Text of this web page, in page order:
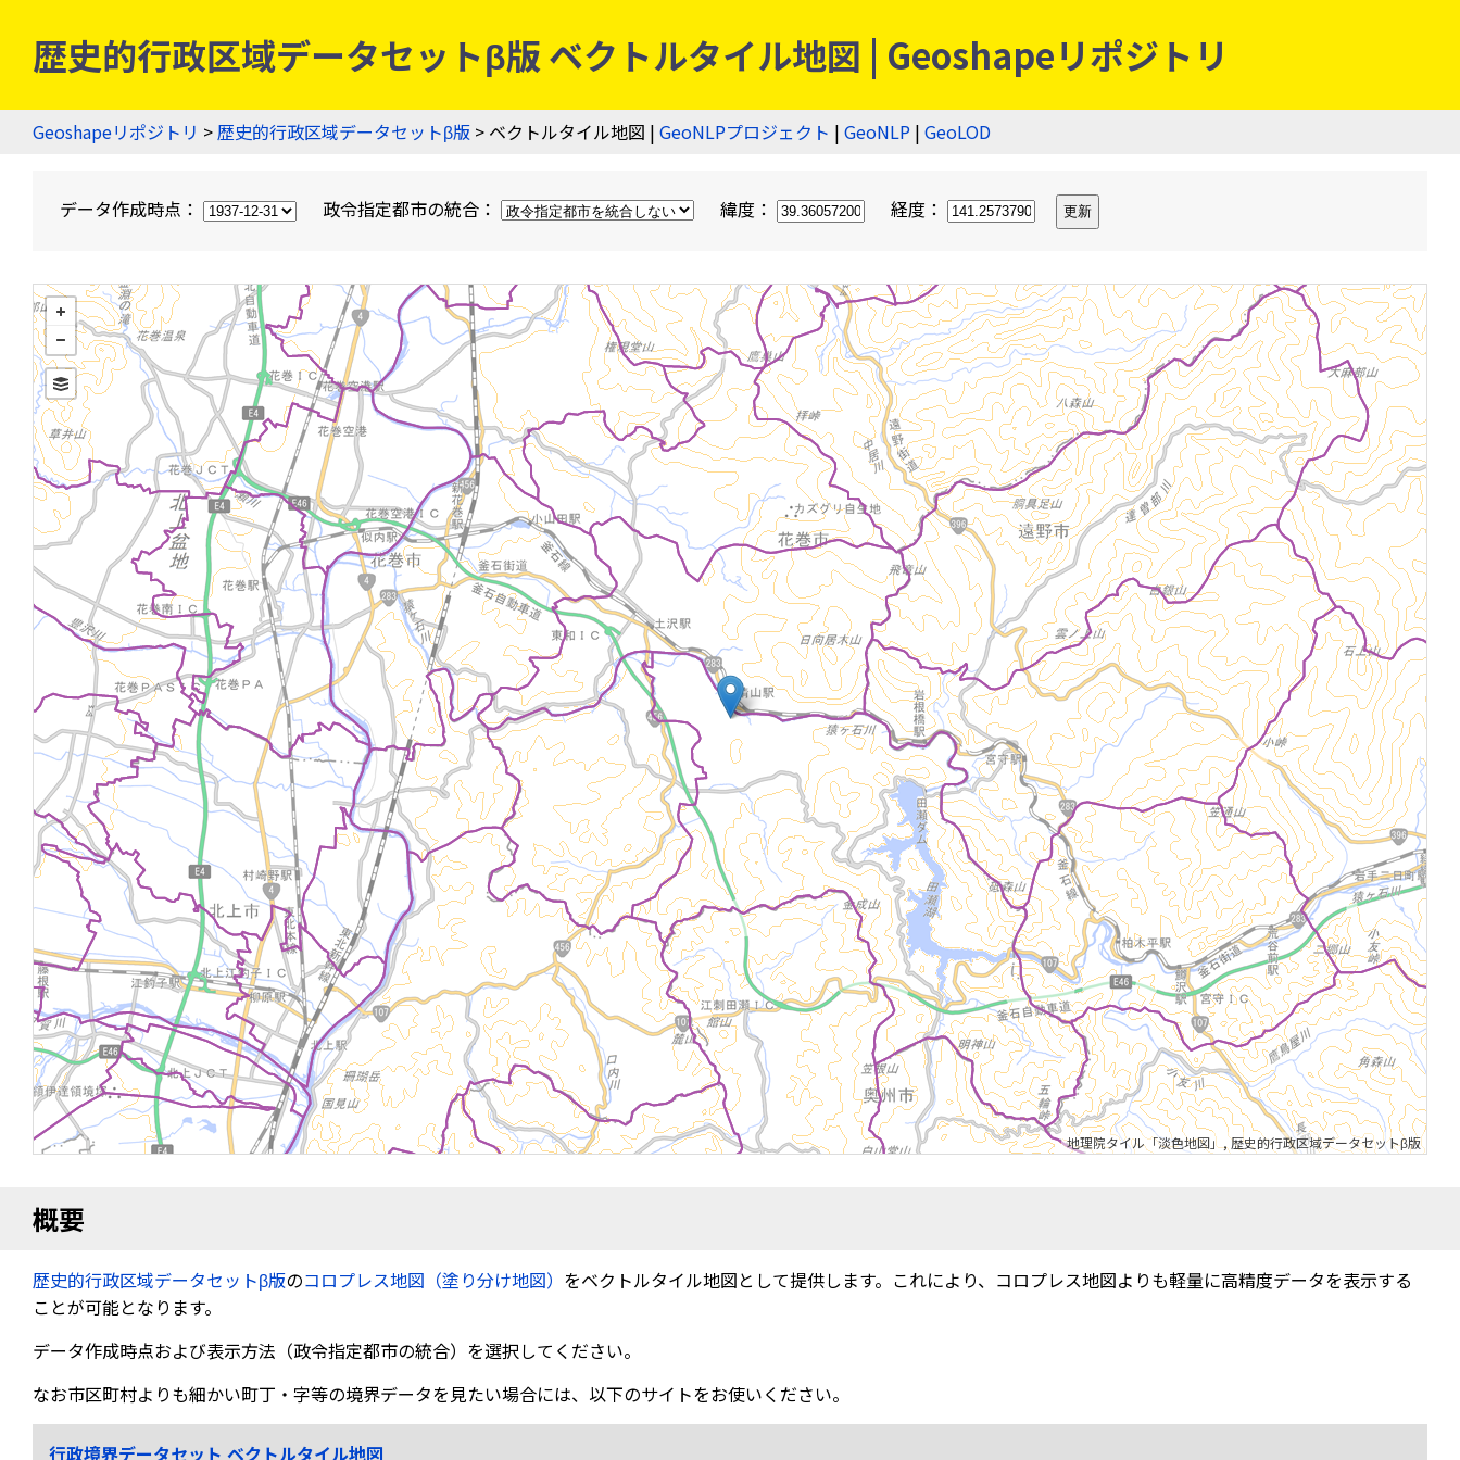
歴史的行政区域データセットβ版 ベクトルタイル地図 | Geoshapeリポジトリ
Geoshapeリポジトリ >歴史的行政区域データセットβ版 > ベクトルタイル地図 | GeoNLPプロジェクト | GeoNLP | GeoLOD
データ作成時点： 政令指定都市の統合： 緯度： 経度：
地理院タイル「淡色地図」 ,歴史的行政区域データセットβ版
概要
歴史的行政区域データセットβ版のコロプレス地図（塗り分け地図） をベクトルタイル地図として提供します。これにより、コロプレス地図よりも軽量に高精度データを表示する
ことが可能となります。
データ作成時点および表示方法（政令指定都市の統合）を選択してください。
なお市区町村よりも細かい町丁・字等の境界データを見たい場合には、以下のサイトをお使いください。
行政境界データセット ベクトルタイル地図